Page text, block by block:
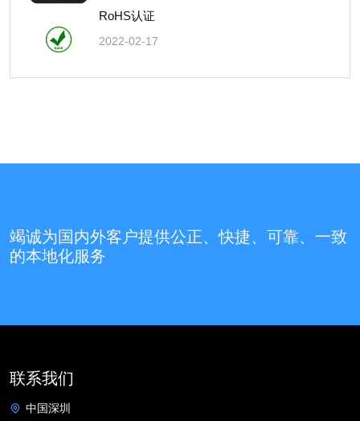
RoHS认证
2022-02-17
竭诚为国内外客户提供公正、快捷、可靠、一致
的本地化服务
联系我们
中国深圳